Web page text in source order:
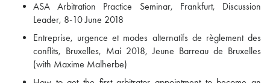
ASA Arbitration Practice Seminar, Frankfurt, Discussion
Leader, 8-10 June 2018
Entreprise, urgence et modes alternatifs de règlement des
conflits, Bruxelles, Mai 2018, Jeune Barreau de Bruxelles
(with Maxime Malherbe)